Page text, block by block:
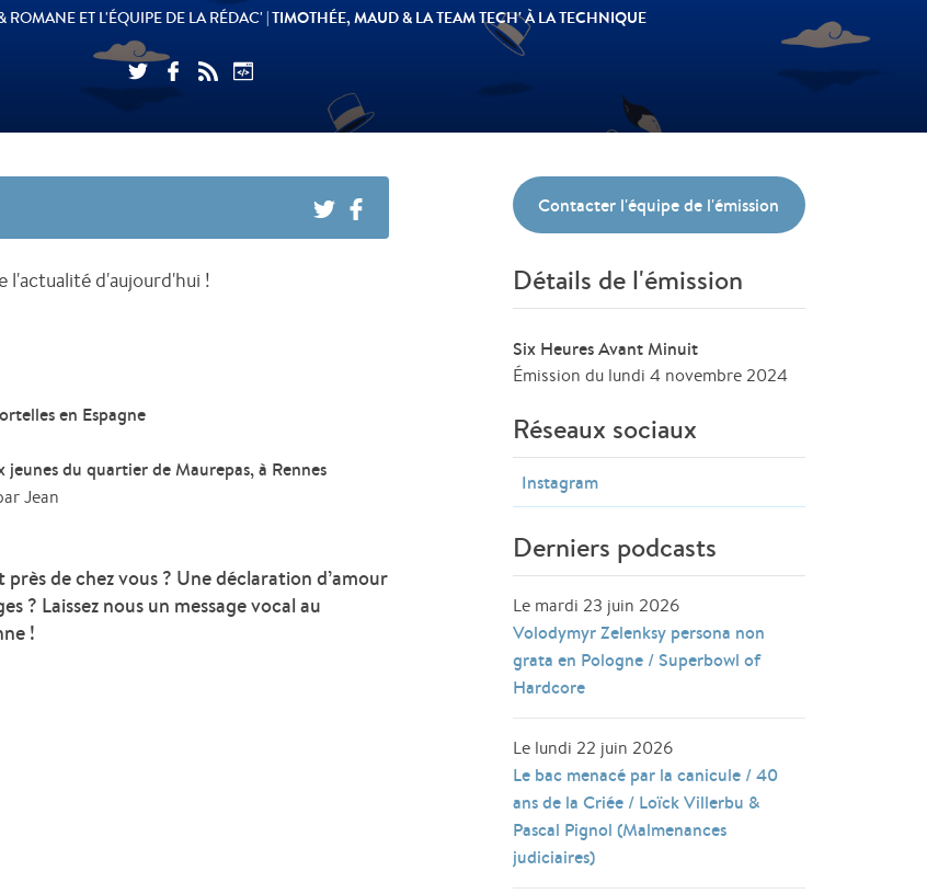
ROMANE ET L'ÉQUIPE DE LA RÉDAC' | TIMOTHÉE, MAUD & LA TEAM TECH' À LA TECHNIQUE
l'actualité d'aujourd'hui !
en Espagne
du quartier de Maurepas, à Rennes
Jean
de chez vous ? Une déclaration d’amour
? Laissez nous un message vocal au
!
Contacter l'équipe de l'émission
Détails de l'émission
Six Heures Avant Minuit
Émission du lundi 4 novembre 2024
Réseaux sociaux
Instagram
Derniers podcasts
Le mardi 23 juin 2026
Volodymyr Zelenksy persona non
grata en Pologne / Superbowl of
Hardcore
Le lundi 22 juin 2026
Le bac menacé par la canicule / 40
ans de la Criée / Loïck Villerbu &
Pascal Pignol (Malmenances
judiciaires)